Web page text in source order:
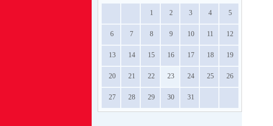
1 2 3 4 5
6 7 8 9 10 11 12
13 14 15 16 17 18 19
20 21 22 23 24 25 26
27 28 29 30 31